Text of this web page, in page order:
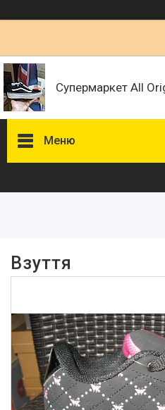
Супермаркет All
Меню
В наявності
Товари та послуги :
ВІДГУКИ
Ми в ТікТок :
Взуття